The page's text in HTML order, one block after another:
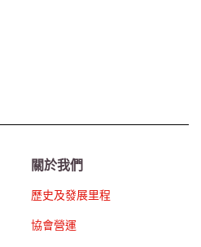
關於我們
歷史及發展里程
協會營運